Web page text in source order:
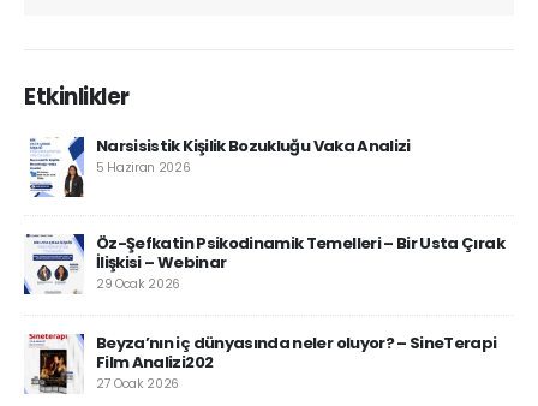
Etkinlikler
Narsisistik Kişilik Bozukluğu Vaka Analizi
5 Haziran 2026
Öz-Şefkatin Psikodinamik Temelleri – Bir Usta Çırak
İlişkisi – Webinar
29 Ocak 2026
Beyza’nın iç dünyasında neler oluyor? – SineTerapi
Film Analizi202
27 Ocak 2026